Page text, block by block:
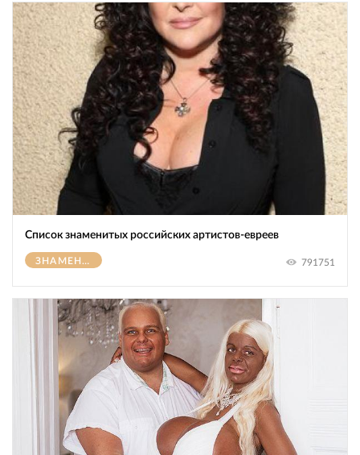
Список знаменитых российских артистов-евреев
ЗНАМЕНИТОСТИ 791751